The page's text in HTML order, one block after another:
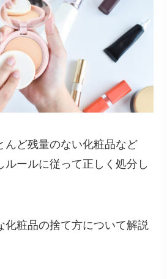
んど残量のない化粧品など
ルールに従って正しく処分し
化粧品の捨て方について解説